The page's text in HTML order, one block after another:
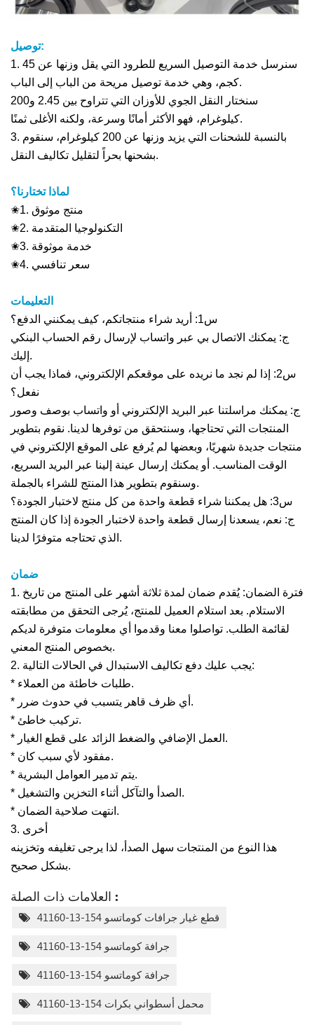
توصيل:
1. سنرسل خدمة التوصيل السريع للطرود التي يقل وزنها عن 45
كجم، وهي خدمة توصيل مريحة من الباب إلى الباب.
سنختار النقل الجوي للأوزان التي تتراوح بين 2.45 و200
كيلوغرام، فهو الأكثر أمانًا وسرعة، ولكنه الأغلى ثمنًا.
3. بالنسبة للشحنات التي يزيد وزنها عن 200 كيلوغرام، سنقوم
بشحنها بحراً لتقليل تكاليف النقل.
لماذا تختارنا؟
✬1. منتج موثوق
✬2. التكنولوجيا المتقدمة
✬3. خدمة موثوقة
✬4. سعر تنافسي
التعليمات
س1: أريد شراء منتجاتكم، كيف يمكنني الدفع؟
ج: يمكنك الاتصال بي عبر واتساب لإرسال رقم الحساب البنكي
إليك.
س2: إذا لم نجد ما نريده على موقعكم الإلكتروني، فماذا يجب أن
نفعل؟
ج: يمكنك مراسلتنا عبر البريد الإلكتروني أو واتساب بوصف وصور
المنتجات التي تحتاجها، وسنتحقق من توفرها لدينا. نقوم بتطوير
منتجات جديدة شهريًا، وبعضها لم يُرفع على الموقع الإلكتروني في
الوقت المناسب. أو يمكنك إرسال عينة إلينا عبر البريد السريع،
وسنقوم بتطوير هذا المنتج للشراء بالجملة.
س3: هل يمكننا شراء قطعة واحدة من كل منتج لاختبار الجودة؟
ج: نعم، يسعدنا إرسال قطعة واحدة لاختبار الجودة إذا كان المنتج
الذي تحتاجه متوفرًا لدينا.
ضمان
1. فترة الضمان: يُقدم ضمان لمدة ثلاثة أشهر على المنتج من تاريخ
الاستلام. بعد استلام العميل للمنتج، يُرجى التحقق من مطابقته
لقائمة الطلب. تواصلوا معنا وقدموا أي معلومات متوفرة لديكم
بخصوص المنتج المعني.
2. يجب عليك دفع تكاليف الاستبدال في الحالات التالية:
* طلبات خاطئة من العملاء.
* أي ظرف قاهر يتسبب في حدوث ضرر.
* تركيب خاطئ.
* العمل الإضافي والضغط الزائد على قطع الغيار.
* مفقود لأي سبب كان.
* يتم تدمير العوامل البشرية.
* الصدأ والتآكل أثناء التخزين والتشغيل.
* انتهت صلاحية الضمان.
3. أخرى
هذا النوع من المنتجات سهل الصدأ، لذا يرجى تغليفه وتخزينه
بشكل صحيح.
العلامات ذات الصلة :
قطع غيار جرافات كوماتسو 154-13-41160
جرافة كوماتسو 154-13-41160
جرافة كوماتسو 154-13-41160
محمل أسطواني بكرات 154-13-41160